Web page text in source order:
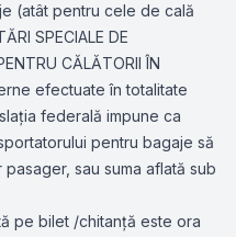
(atât pentru cele de cală
SPECIALE DE
CĂLĂTORII ÎN
efectuate în totalitate
federală impune ca
pentru bagaje să
sau suma aflată sub
pe bilet /chitanţă este ora